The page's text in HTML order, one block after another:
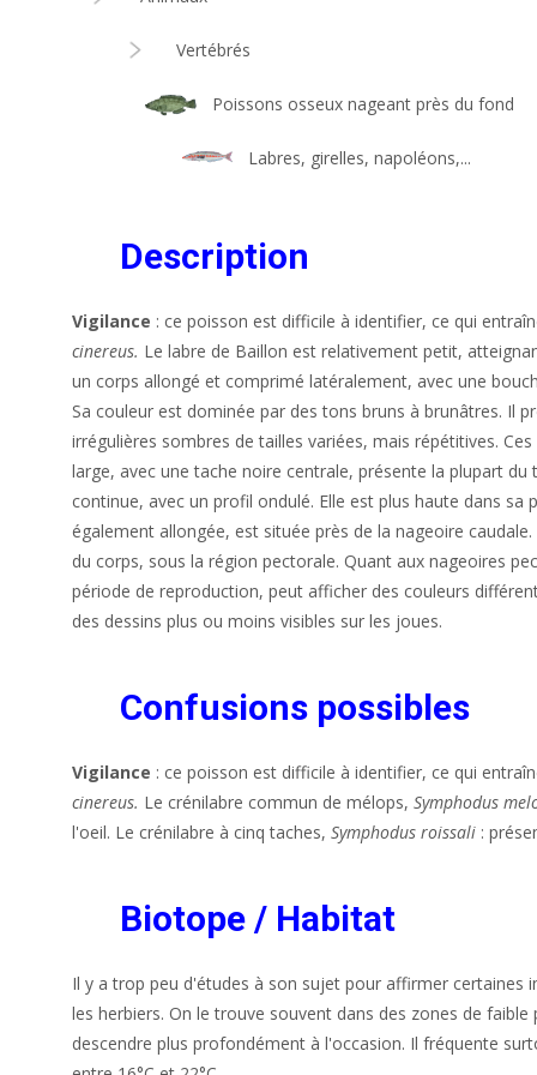
Vertébrés
Poissons osseux nageant près du fond
Labres, girelles, napoléons,...
Description
Vigilance : ce poisson est difficile à identifier, ce qui
cinereus. Le labre de Baillon est relativement petit,
un corps allongé et comprimé latéralement, avec une
Sa couleur est dominée par des tons bruns à brunâtres. Il
irrégulières sombres de tailles variées, mais répétitives.
large, avec une tache noire centrale, présente la plupart
continue, avec un profil ondulé. Elle est plus haute dans
également allongée, est située près de la nageoire
du corps, sous la région pectorale. Quant aux nageoires
période de reproduction, peut afficher des couleurs
des dessins plus ou moins visibles sur les joues.
Confusions possibles
Vigilance : ce poisson est difficile à identifier, ce qui
cinereus. Le crénilabre commun de mélops, Symphodus
l'oeil. Le crénilabre à cinq taches, Symphodus roissali :
Biotope / Habitat
Il y a trop peu d'études à son sujet pour affirmer certaines
les herbiers. On le trouve souvent dans des zones de
descendre plus profondément à l'occasion. Il fréquente